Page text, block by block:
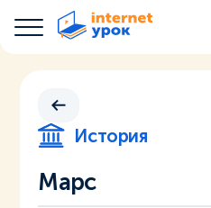
История
Марс